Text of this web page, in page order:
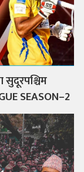
SEASON–2